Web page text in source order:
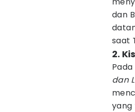
dan
saat
2.
dan
yang